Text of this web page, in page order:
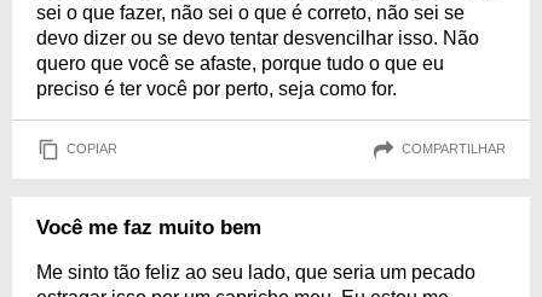
sei o que fazer, não sei o que é correto, não sei se
devo dizer ou se devo tentar desvencilhar isso. Não
quero que você se afaste, porque tudo o que eu
preciso é ter você por perto, seja como for.
COPIAR COMPARTILHAR
Você me faz muito bem
Me sinto tão feliz ao seu lado, que seria um pecado